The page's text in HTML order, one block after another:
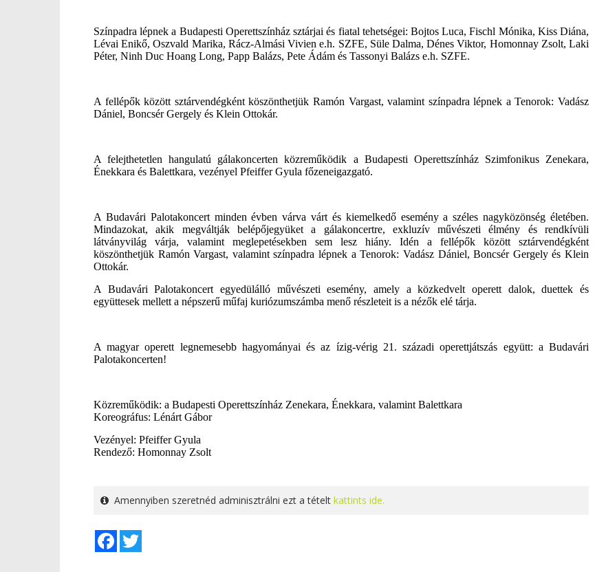
Színpadra lépnek a Budapesti Operettszínház sztárjai és fiatal tehetségei: Bojtos Luca, Fischl Mónika, Kiss Diána,
Lévai Enikő, Oszvald Marika, Rácz-Almási Vivien e.h. SZFE, Süle Dalma, Dénes Viktor, Homonnay Zsolt, Laki
Péter, Ninh Duc Hoang Long, Papp Balázs, Pete Ádám és Tassonyi Balázs e.h. SZFE.
A fellépők között sztárvendégként köszönthetjük Ramón Vargast, valamint színpadra lépnek a Tenorok: Vadász
Dániel, Boncsér Gergely és Klein Ottokár.
A felejthetetlen hangulatú gálakoncerten közreműködik a Budapesti Operettszínház Szimfonikus Zenekara,
Énekkara és Balettkara, vezényel Pfeiffer Gyula főzeneigazgató.
A Budavári Palotakoncert minden évben várva várt és kiemelkedő esemény a széles nagyközönség életében.
Mindazokat, akik megváltják belépőjegyüket a gálakoncertre, exkluzív művészeti élmény és rendkívüli
látványvilág várja, valamint meglepetésekben sem lesz hiány. Idén a fellépők között sztárvendégként
köszönthetjük Ramón Vargast, valamint színpadra lépnek a Tenorok: Vadász Dániel, Boncsér Gergely és Klein
Ottokár.
A Budavári Palotakoncert egyedülálló művészeti esemény, amely a közkedvelt operett dalok, duettek és
együttesek mellett a népszerű műfaj kuriózumszámba menő részleteit is a nézők elé tárja.
A magyar operett legnemesebb hagyományai és az ízig-vérig 21. századi operettjátszás együtt: a Budavári
Palotakoncerten!
Közreműködik: a Budapesti Operettszínház Zenekara, Énekkara, valamint Balettkara
Koreográfus: Lénárt Gábor
Vezényel: Pfeiffer Gyula
Rendező: Homonnay Zsolt
Amennyiben szeretnéd adminisztrálni ezt a tételt kattints ide.
Facebook